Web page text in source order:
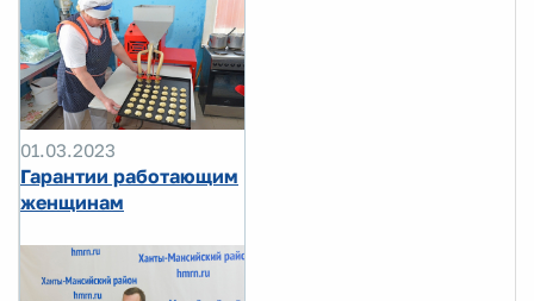
01.03.2023
Гарантии работающим
женщинам